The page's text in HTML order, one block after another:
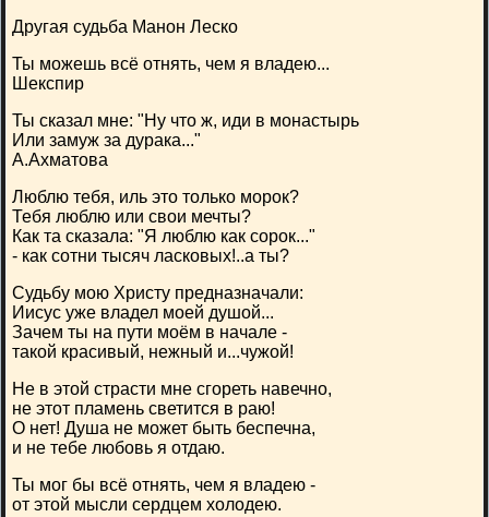
Другая судьба Манон Леско
Ты можешь всё отнять, чем я владею...
Шекспир
Ты сказал мне: "Ну что ж, иди в монастырь
Или замуж за дурака..."
А.Ахматова
Люблю тебя, иль это только морок?
Тебя люблю или свои мечты?
Как та сказала: "Я люблю как сорок..."
- как сотни тысяч ласковых!..а ты?
Судьбу мою Христу предназначали:
Иисус уже владел моей душой...
Зачем ты на пути моём в начале -
такой красивый, нежный и...чужой!
Не в этой страсти мне сгореть навечно,
не этот пламень светится в раю!
О нет! Душа не может быть беспечна,
и не тебе любовь я отдаю.
Ты мог бы всё отнять, чем я владею -
от этой мысли сердцем холодею.